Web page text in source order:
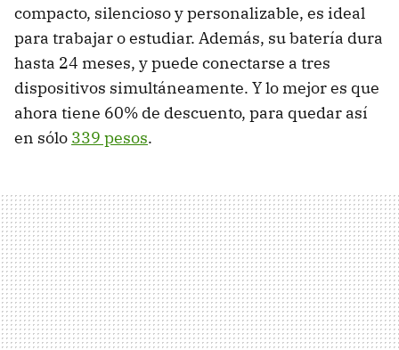
compacto, silencioso y personalizable, es ideal
para trabajar o estudiar. Además, su batería dura
hasta 24 meses, y puede conectarse a tres
dispositivos simultáneamente. Y lo mejor es que
ahora tiene 60% de descuento, para quedar así
en sólo 339 pesos.